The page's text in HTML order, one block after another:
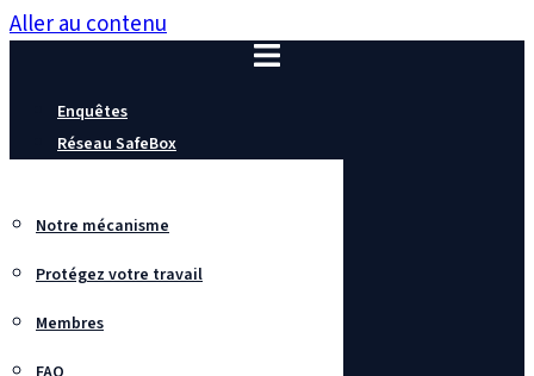
Aller au contenu
Enquêtes
Réseau SafeBox
Notre mécanisme
Protégez votre travail
Membres